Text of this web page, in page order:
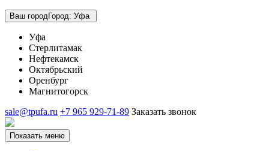
Ваш городГород: Уфа
Уфа
Стерлитамак
Нефтекамск
Октябрьский
Оренбург
Магнитогорск
sale@tpufa.ru +7 965 929-71-89 Заказать звонок
Показать меню